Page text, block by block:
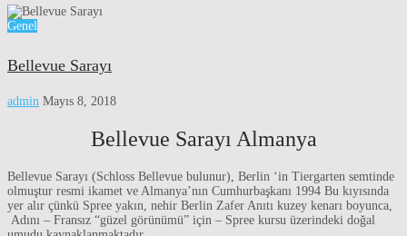
Genel
Bellevue Sarayı
admin Mayıs 8, 2018
Bellevue Sarayı Almanya
Bellevue Sarayı (Schloss Bellevue bulunur), Berlin ‘in Tiergarten semtinde
olmuştur resmi ikamet ve Almanya’nın Cumhurbaşkanı 1994 Bu kıyısında
yer alır çünkü Spree yakın, nehir Berlin Zafer Anıtı kuzey kenarı boyunca,
Adını – Fransız “güzel görünümü” için – Spree kursu üzerindeki doğal